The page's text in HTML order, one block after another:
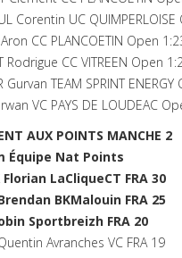
Corentin UC
CC PLANCOETIN Open
Rodrigue CC VITREEN Open
Gurvan TEAM SPRINT
VC PAYS DE LOUDEAC
AUX POINTS MANCHE 2
Équipe Nat Points
Florian LaCliqueCT FRA 30
BKMalouin FRA 25
Sportbreizh FRA 20
Avranches VC FRA 19